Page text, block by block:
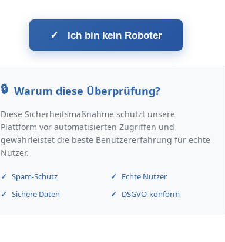
✓ Ich bin kein Roboter
Warum diese Überprüfung?
Diese Sicherheitsmaßnahme schützt unsere
Plattform vor automatisierten Zugriffen und
gewährleistet die beste Benutzererfahrung für echte
Nutzer.
Spam-Schutz
Echte Nutzer
Sichere Daten
DSGVO-konform